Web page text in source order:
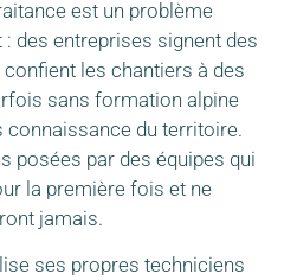
est un problème
des entreprises signent des
les chantiers à des
sans formation alpine
connaissance du territoire.
posées par des équipes qui
la première fois et ne
jamais.
ses propres techniciens